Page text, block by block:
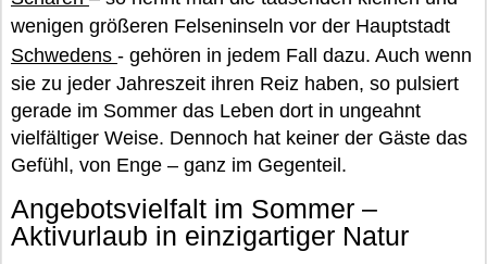
wenigen größeren Felseninseln vor der Hauptstadt
Schwedens - gehören in jedem Fall dazu. Auch wenn
sie zu jeder Jahreszeit ihren Reiz haben, so pulsiert
gerade im Sommer das Leben dort in ungeahnt
vielfältiger Weise. Dennoch hat keiner der Gäste das
Gefühl, von Enge – ganz im Gegenteil.
Angebotsvielfalt im Sommer –
Aktivurlaub in einzigartiger Natur